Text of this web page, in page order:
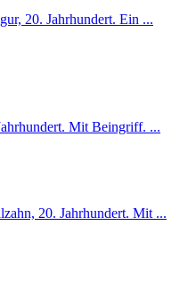
20. Jahrhundert. Ein ...
Mit Beingriff. ...
20. Jahrhundert. Mit ...